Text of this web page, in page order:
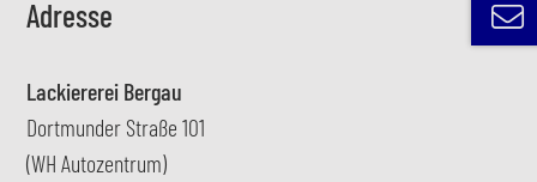
Adresse
Lackiererei Bergau
Dortmunder Straße 101
(WH Autozentrum)